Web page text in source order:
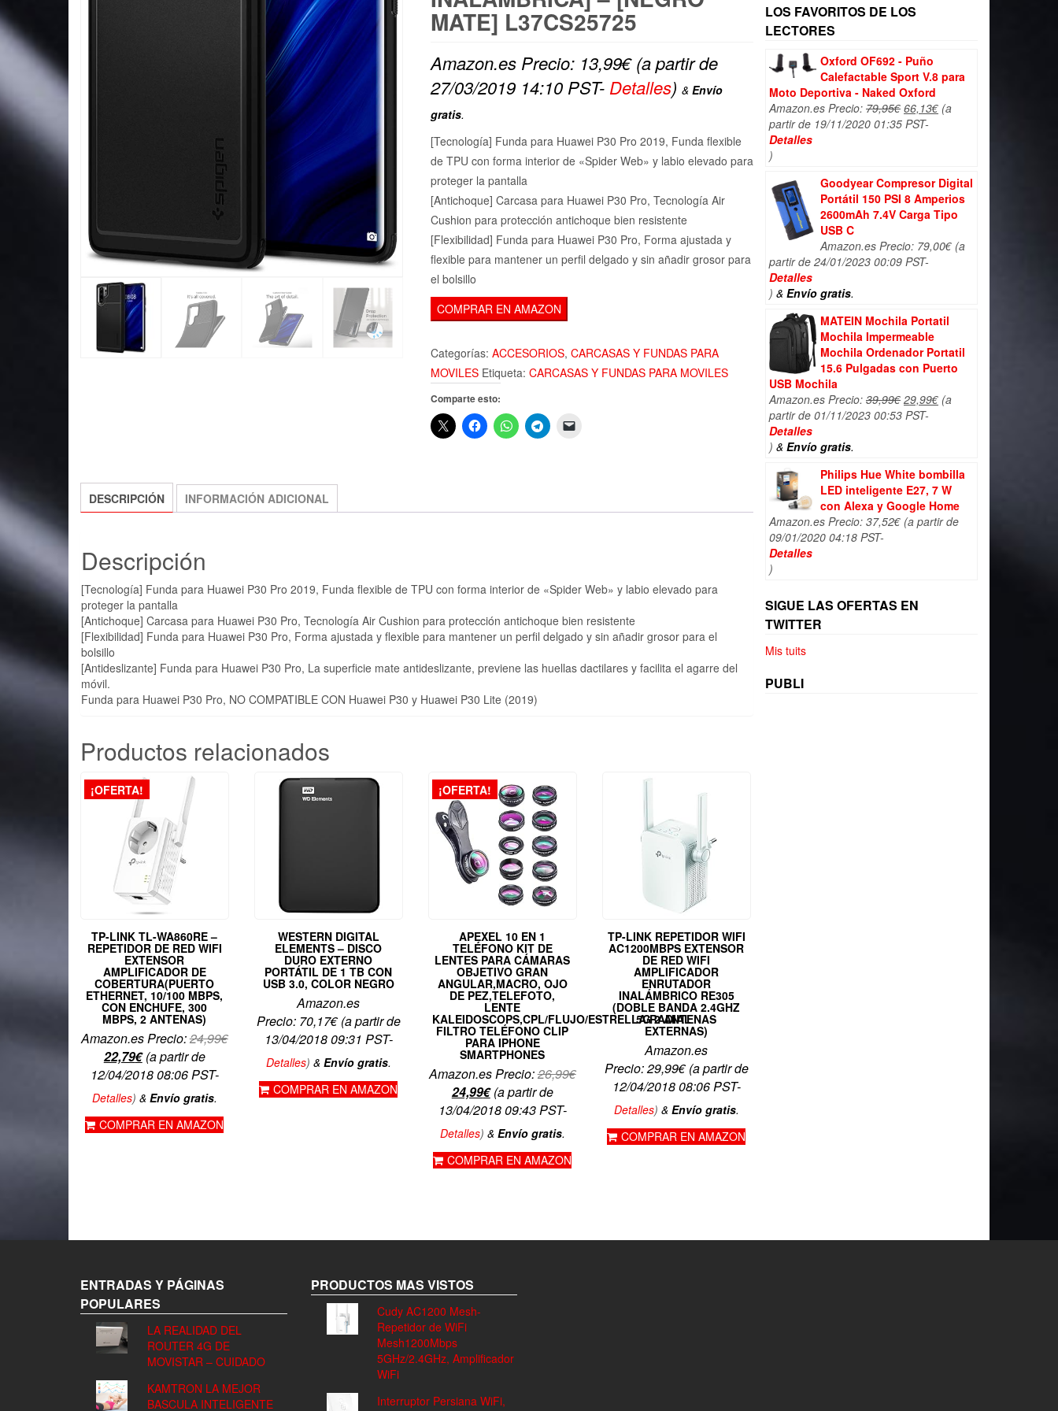
MATE] L37CS25725
Amazon.es Precio: 13,99€(a partir de
27/03/2019 14:10 PST- Detalles) & Envío
gratis.
[Tecnología] Funda para Huawei P30 Pro 2019, Funda flexible
de TPU con forma interior de «Spider Web» y labio elevado para
proteger la pantalla
[Antichoque] Carcasa para Huawei P30 Pro, Tecnología Air
Cushion para protección antichoque bien resistente
[Flexibilidad] Funda para Huawei P30 Pro, Forma ajustada y
flexible para mantener un perfil delgado y sin añadir grosor para
el bolsillo
COMPRAR EN AMAZON
Categorías: ACCESORIOS, CARCASAS Y FUNDAS PARA
MOVILES Etiqueta: CARCASAS Y FUNDAS PARA MOVILES
Comparte esto:
DESCRIPCIÓN INFORMACIÓN ADICIONAL
Descripción
[Tecnología] Funda para Huawei P30 Pro 2019, Funda flexible de TPU con forma interior de «Spider Web» y labio elevado para
proteger la pantalla
[Antichoque] Carcasa para Huawei P30 Pro, Tecnología Air Cushion para protección antichoque bien resistente
[Flexibilidad] Funda para Huawei P30 Pro, Forma ajustada y flexible para mantener un perfil delgado y sin añadir grosor para el
bolsillo
[Antideslizante] Funda para Huawei P30 Pro, La superficie mate antideslizante, previene las huellas dactilares y facilita el agarre del
móvil.
Funda para Huawei P30 Pro, NO COMPATIBLE CON Huawei P30 y Huawei P30 Lite (2019)
Productos relacionados
¡OFERTA!
TP-LINK TL-WA860RE –
REPETIDOR DE RED WIFI
EXTENSOR
AMPLIFICADOR DE
COBERTURA(PUERTO
ETHERNET, 10/100 MBPS,
CON ENCHUFE, 300
MBPS, 2 ANTENAS)
Amazon.es Precio:24,99€
El
precio
original
24,99€.
22,79€El
precio
actual
22,79€.
(a partir de
12/04/2018 08:06 PST-
Detalles) & Envío gratis.
COMPRAR EN AMAZON
WESTERN DIGITAL
ELEMENTS – DISCO
DURO EXTERNO
PORTÁTIL DE 1 TB CON
USB 3.0, COLOR NEGRO
Amazon.es
Precio: 70,17€(a partir de
13/04/2018 09:31 PST-
Detalles) & Envío gratis.
COMPRAR EN AMAZON
¡OFERTA!
APEXEL 10 EN 1
TELÉFONO KIT DE
LENTES PARA CÁMARAS
OBJETIVO GRAN
ANGULAR,MACRO, OJO
DE PEZ,TELEFOTO,
LENTE
KALEIDOSCOPS,CPL/FLUJO/ESTRELLA/RADIAL
FILTRO TELÉFONO CLIP
PARA IPHONE
SMARTPHONES
Amazon.es Precio:26,99€
El
precio
original
26,99€.
24,99€El
precio
actual
24,99€.
(a partir de
13/04/2018 09:43 PST-
Detalles) & Envío gratis.
COMPRAR EN AMAZON
TP-LINK REPETIDOR WIFI
AC1200MBPS EXTENSOR
DE RED WIFI
AMPLIFICADOR
ENRUTADOR
INALÁMBRICO RE305
(DOBLE BANDA 2.4GHZ
5G 2 ANTENAS
EXTERNAS)
Amazon.es
Precio:29,99€(a partir de
12/04/2018 08:06 PST-
Detalles) & Envío gratis.
COMPRAR EN AMAZON
LOS FAVORITOS DE LOS
LECTORES
Oxford OF692 - Puño
Calefactable Sport V.8 para
Moto Deportiva - Naked Oxford
Amazon.es Precio: 79,95€ El
precio
66,13€El(a
partir de 19/11/2020 01:35 PST-
Detalles
)
Goodyear Compresor Digital
Portátil 150 PSI 8 Amperios
2600mAh 7.4V Carga Tipo
USB C
Amazon.es Precio: 79,00€ (a
partir de 24/01/2023 00:09 PST-
Detalles
) & Envío gratis.
MATEIN Mochila Portatil
Mochila Impermeable
Mochila Ordenador Portatil
15.6 Pulgadas con Puerto
USB Mochila
Amazon.es Precio: 39,99€ El
precio
29,99€El(a
partir de 01/11/2023 00:53 PST-
Detalles
) & Envío gratis.
Philips Hue White bombilla
LED inteligente E27, 7 W
con Alexa y Google Home
Amazon.es Precio: 37,52€ (a partir de
09/01/2020 04:18 PST-
Detalles
)
SIGUE LAS OFERTAS EN
TWITTER
Mis tuits
PUBLI
ENTRADAS Y PÁGINAS
POPULARES
LA REALIDAD DEL
ROUTER 4G DE
MOVISTAR – CUIDADO
KAMTRON LA MEJOR
BASCULA INTELIGENTE
PRODUCTOS MAS VISTOS
Cudy AC1200 Mesh-
Repetidor de WiFi
Mesh1200Mbps
5GHz/2.4GHz, Amplificador
WiFi
Interruptor Persiana WiFi,